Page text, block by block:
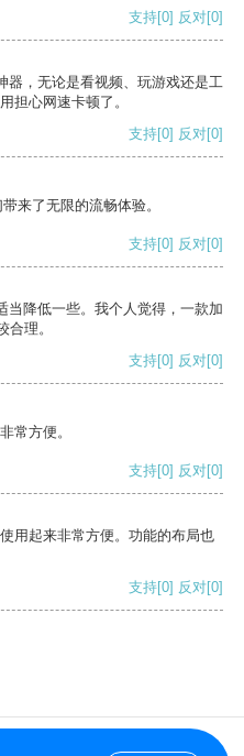
支持[0] 反对[0]
器，无论是看视频、玩游戏还是工
担心网速卡顿了。
支持[0] 反对[0]
来了无限的流畅体验。
支持[0] 反对[0]
当降低一些。我个人觉得，一款加
理。
支持[0] 反对[0]
常方便。
支持[0] 反对[0]
用起来非常方便。功能的布局也
支持[0] 反对[0]